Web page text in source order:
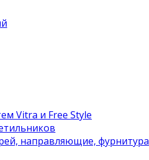
Vitra и Free Style
направляющие, фурнитура